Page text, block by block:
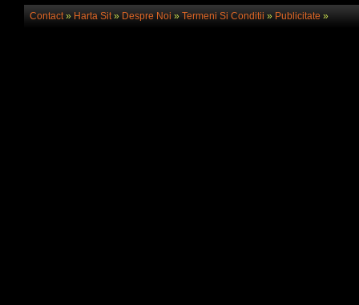
Contact» Harta Sit» Despre Noi » Termeni Si Conditii » Publicitate»